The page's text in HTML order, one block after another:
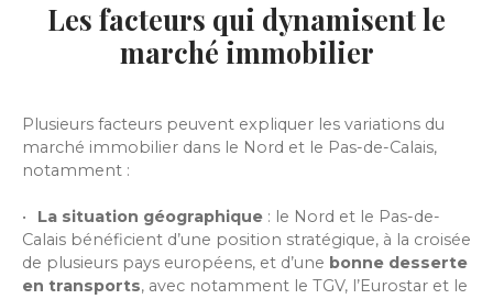
Les facteurs qui dynamisent le
marché immobilier
Plusieurs facteurs peuvent expliquer les variations du
marché immobilier dans le Nord et le Pas-de-Calais,
notamment :
La situation géographique : le Nord et le Pas-de-
Calais bénéficient d’une position stratégique, à la croisée
de plusieurs pays européens, et d’une bonne desserte
en transports, avec notamment le TGV, l’Eurostar et le